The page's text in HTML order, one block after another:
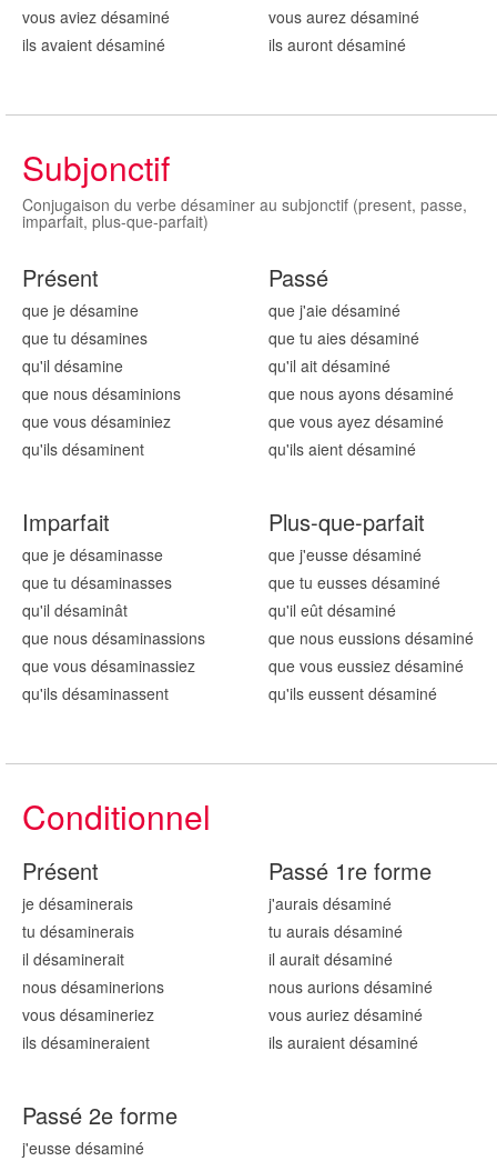
vous aviez désaminé
ils avaient désaminé
vous aurez désaminé
ils auront désaminé
Subjonctif
Conjugaison du verbe désaminer au subjonctif (present, passe,
imparfait, plus-que-parfait)
Présent
que je désamine
que tu désamines
qu'il désamine
que nous désaminions
que vous désaminiez
qu'ils désaminent
Passé
que j'aie désaminé
que tu aies désaminé
qu'il ait désaminé
que nous ayons désaminé
que vous ayez désaminé
qu'ils aient désaminé
Imparfait
que je désaminasse
que tu désaminasses
qu'il désaminât
que nous désaminassions
que vous désaminassiez
qu'ils désaminassent
Plus-que-parfait
que j'eusse désaminé
que tu eusses désaminé
qu'il eût désaminé
que nous eussions désaminé
que vous eussiez désaminé
qu'ils eussent désaminé
Conditionnel
Présent
je désaminerais
tu désaminerais
il désaminerait
nous désaminerions
vous désamineriez
ils désamineraient
Passé 1re forme
j'aurais désaminé
tu aurais désaminé
il aurait désaminé
nous aurions désaminé
vous auriez désaminé
ils auraient désaminé
Passé 2e forme
j'eusse désaminé